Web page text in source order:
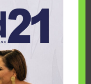
cumplen
Make-A-Wish